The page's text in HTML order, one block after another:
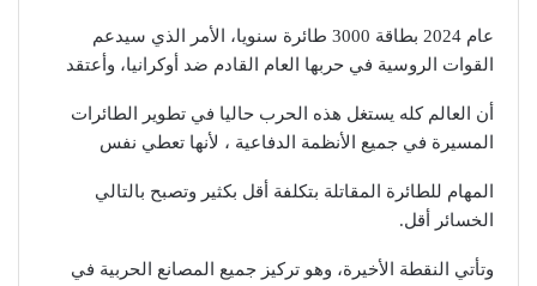
عام 2024 بطاقة 3000 طائرة سنويا، الأمر الذي سيدعم
القوات الروسية في حربها العام القادم ضد أوكرانيا، وأعتقد
أن العالم كله يستغل هذه الحرب حاليا في تطوير الطائرات
المسيرة في جميع الأنظمة الدفاعية ، لأنها تعطي نفس
المهام للطائرة المقاتلة بتكلفة أقل بكثير وتصبح بالتالي
الخسائر أقل.
وتأتي النقطة الأخيرة، وهو تركيز جميع المصانع الحربية في